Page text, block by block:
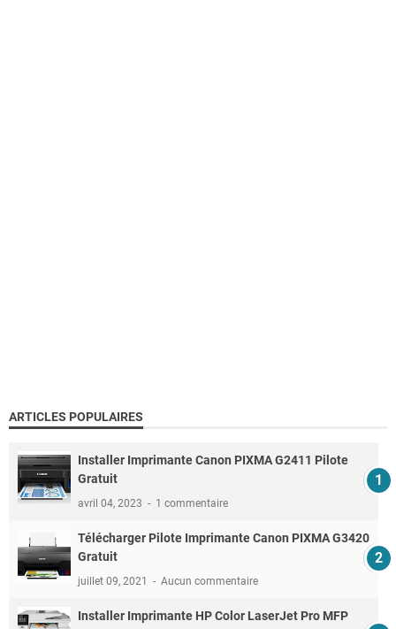
ARTICLES POPULAIRES
Installer Imprimante Canon PIXMA G2411 Pilote
Gratuit
avril 04, 2023 1 commentaire
Télécharger Pilote Imprimante Canon PIXMA G3420
Gratuit
juillet 09, 2021 Aucun commentaire
Installer Imprimante HP Color LaserJet Pro MFP